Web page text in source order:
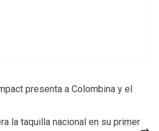
presenta a Colombina y el
la taquilla nacional en su primer